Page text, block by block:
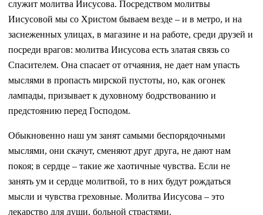
служит молитва Иисусова. Посредством молитвы
Иисусовой мы со Христом бываем везде – и в метро, и на
заснеженных улицах, в магазине и на работе, среди друзей и
посреди врагов: молитва Иисусова есть златая связь со
Спасителем. Она спасает от отчаяния, не дает нам упасть
мыслями в пропасть мирской пустоты, но, как огонек
лампады, призывает к духовному бодрствованию и
предстоянию перед Господом.
Обыкновенно наш ум занят самыми беспорядочными
мыслями, они скачут, сменяют друг друга, не дают нам
покоя; в сердце – такие же хаотичные чувства. Если не
занять ум и сердце молитвой, то в них будут рождаться
мысли и чувства греховные. Молитва Иисусова – это
лекарство для души, больной страстями.